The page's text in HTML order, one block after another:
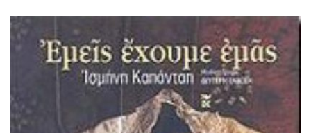
για τον εαυτό του την όμορφη τσιγγάνα Φλώρια, μια
γυναίκα που δε γίνεται δεκτή στο σπιτικό του, με
μπροστάρισσα την παραμάνα Ευσέβεια, ενώ τα
αισθήματα της άτυχης γυναίκας για τον σωτήρα της
γιγαντώνονται. Τα πράγματα […]